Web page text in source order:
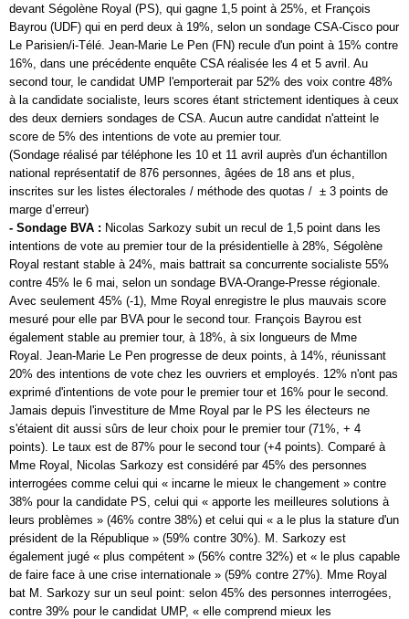
devant Ségolène Royal (PS), qui gagne 1,5 point à 25%, et François
Bayrou (UDF) qui en perd deux à 19%, selon un sondage CSA-Cisco pour
Le Parisien/i-Télé. Jean-Marie Le Pen (FN) recule d'un point à 15% contre
16%, dans une précédente enquête CSA réalisée les 4 et 5 avril. Au
second tour, le candidat UMP l'emporterait par 52% des voix contre 48%
à la candidate socialiste, leurs scores étant strictement identiques à ceux
des deux derniers sondages de CSA. Aucun autre candidat n'atteint le
score de 5% des intentions de vote au premier tour.
(Sondage réalisé par téléphone les 10 et 11 avril auprès d'un échantillon
national représentatif de 876 personnes, âgées de 18 ans et plus,
inscrites sur les listes électorales / méthode des quotas / ± 3 points de
marge d’erreur)
- Sondage BVA : Nicolas Sarkozy subit un recul de 1,5 point dans les
intentions de vote au premier tour de la présidentielle à 28%, Ségolène
Royal restant stable à 24%, mais battrait sa concurrente socialiste 55%
contre 45% le 6 mai, selon un sondage BVA-Orange-Presse régionale.
Avec seulement 45% (-1), Mme Royal enregistre le plus mauvais score
mesuré pour elle par BVA pour le second tour. François Bayrou est
également stable au premier tour, à 18%, à six longueurs de Mme
Royal. Jean-Marie Le Pen progresse de deux points, à 14%, réunissant
20% des intentions de vote chez les ouvriers et employés. 12% n'ont pas
exprimé d'intentions de vote pour le premier tour et 16% pour le second.
Jamais depuis l'investiture de Mme Royal par le PS les électeurs ne
s'étaient dit aussi sûrs de leur choix pour le premier tour (71%, + 4
points). Le taux est de 87% pour le second tour (+4 points). Comparé à
Mme Royal,
Nicolas Sarkozy est considéré par 45% des personnes
interrogées comme celui qui « incarne le mieux le changement » contre
38% pour la candidate PS , celui qui « apporte les meilleures solutions à
leurs problèmes » (46% contre 38%) et celui qui « a le plus la stature d'un
président de la République » (59% contre 30%). M. Sarkozy est
également jugé « plus compétent » (56% contre 32%) et « le plus capable
de faire face à une crise internationale » (59% contre 27%). Mme Royal
bat M. Sarkozy sur un seul point: selon 45% des personnes interrogées,
contre 39% pour le candidat UMP, « elle comprend mieux les